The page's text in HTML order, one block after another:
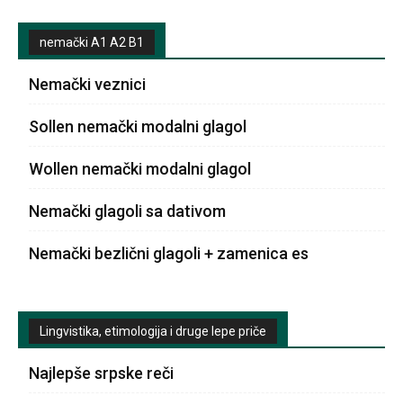
nemački A1 A2 B1
Nemački veznici
Sollen nemački modalni glagol
Wollen nemački modalni glagol
Nemački glagoli sa dativom
Nemački bezlični glagoli + zamenica es
Lingvistika, etimologija i druge lepe priče
Najlepše srpske reči